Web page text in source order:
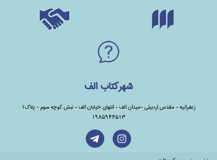
شهرکتاب الف
زعفرانیه - مقدس اردبیلی -میدان الف - انتهای خیابان الف - نبش کوچه سوم - پلاک1
1985944513